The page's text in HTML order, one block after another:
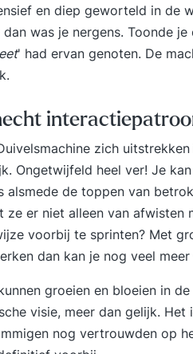
en diep geworteld in de
was je nergens. Toonde
' had ervan genoten. De
zich
Ongetwijfeld heel ver! Je
alsmede de toppen van
er niet alleen van afwisten
voorbij te sprinten? Met
dan kan je nog veel
groeien en bloeien in
visie, meer dan gelijk. Het
nog vertrouwden op